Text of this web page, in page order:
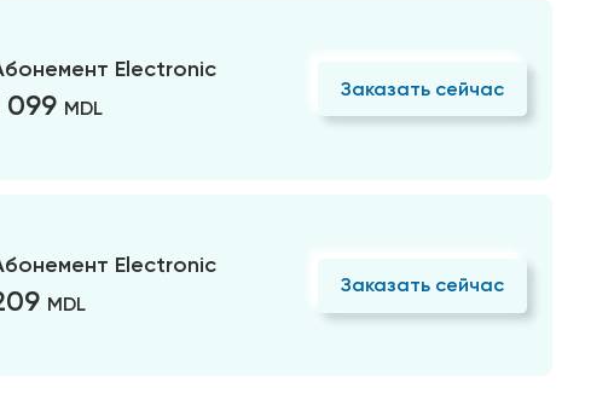
Electronic
099 MDL
Заказать сейчас
Electronic
MDL
Заказать сейчас